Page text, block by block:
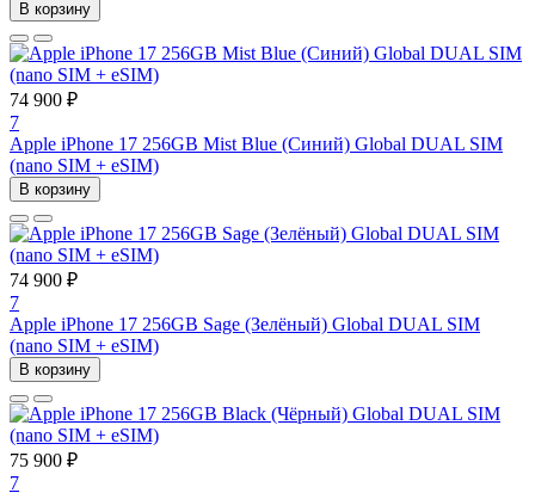
В корзину
74 900 ₽
7
Apple iPhone 17 256GB Mist Blue (Синий) Global DUAL SIM
(nano SIM + eSIM)
В корзину
74 900 ₽
7
Apple iPhone 17 256GB Sage (Зелёный) Global DUAL SIM
(nano SIM + eSIM)
В корзину
75 900 ₽
7